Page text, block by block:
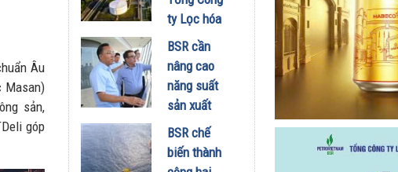
Âu
Masan)
sản,
góp
đã hiểu vì
sao xe điện
ngày càng
xuất hiện
nhiều trên
đường
28/07/2026
ty Lọc hóa
dầu Việt
Nam lập kỷ
lục sản
lượng và
27/07/2026
BSR cần
nâng cao
năng suất
sản xuất
E100 phục
vụ lộ trình
phát triển
BSR chế
biến thành